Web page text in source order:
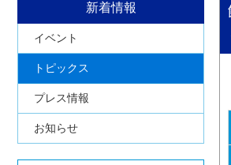
新着情報
イベント
トピックス
プレス情報
お知らせ